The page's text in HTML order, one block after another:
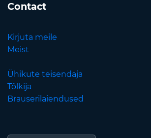
Contact
Kirjuta meile
Meist
Ühikute teisendaja
Tõlkija
Brauserilaiendused